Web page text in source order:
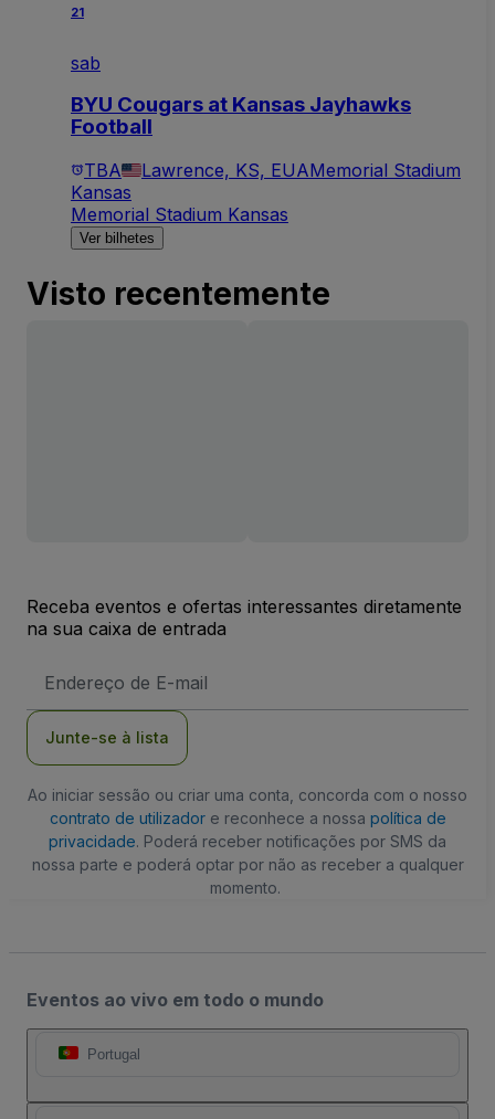
21
sab
BYU Cougars at Kansas Jayhawks
Football
TBA Lawrence, KS, EUAMemorial Stadium
Kansas
Memorial Stadium Kansas
Ver bilhetes
Visto recentemente
Receba eventos e ofertas interessantes diretamente
na sua caixa de entrada
de
Junte-se à lista
Ao iniciar sessão ou criar uma conta, concorda com o nosso
contrato de utilizadore reconhece a nossa política de
privacidade. Poderá receber notificações por SMS da
nossa parte e poderá optar por não as receber a qualquer
momento.
Eventos ao vivo em todo o mundo
Portugal